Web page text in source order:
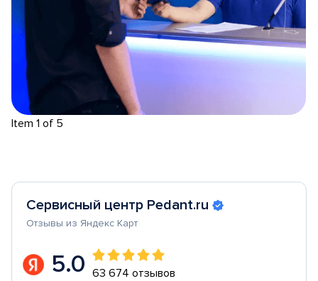
Item 1 of 5
Сервисный центр Pedant.ru
Отзывы из Яндекс Карт
5.0 63 674 отзывов